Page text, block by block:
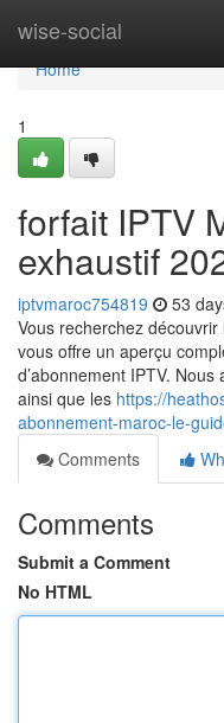
wise-social
Home
Home
1
forfait IPTV
exhaustif
iptvmaroc754819 53
Vous recherchez
vous offre un aperçu
d’abonnement IPTV.
ainsi que les https://
abonnement-maroc-le-
Comments
Comments
Submit a Comment
No HTML